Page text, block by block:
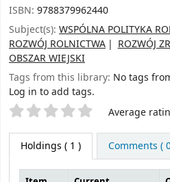
ISBN: 9788379962440
Subject(s): WSPÓLNA POLITYKA
ROZWÓJ ROLNICTWA
ROZWÓJ
OBSZAR WIEJSKI
Tags from this library: No tags
Log in to add tags.
Star ratings Average
Holdings ( 1 ) Comments (